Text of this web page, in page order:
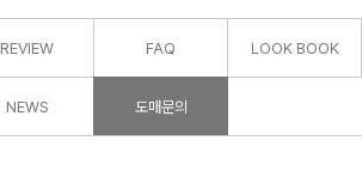
REVIEW FAQ LOOK BOOK
NEWS 도매문의